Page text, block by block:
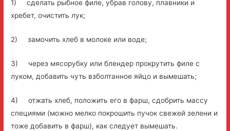
1) сделать рыбное филе, убрав голову, плавники и
хребет, очистить лук;
2) замочить хлеб в молоке или воде;
3) через мясорубку или блендер прокрутить филе с
луком, добавить чуть взболтанное яйцо и вымешать;
4) отжать хлеб, положить его в фарш, сдобрить массу
специями (можно мелко покрошить пучок свежей зелени и
тоже добавить в фарш), как следует вымешать.